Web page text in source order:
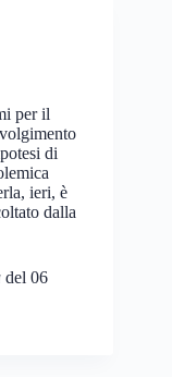
per il
di
ieri, è
dalla
del 06